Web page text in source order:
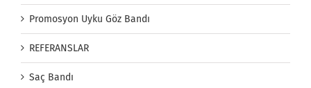
Promosyon Uyku Göz Bandı
REFERANSLAR
Saç Bandı